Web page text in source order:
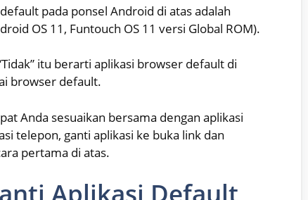
pada ponsel Android di atas adalah
OS 11, Funtouch OS 11 versi Global ROM).
itu berarti aplikasi browser default di
browser default.
Anda sesuaikan bersama dengan aplikasi
telepon, ganti aplikasi ke buka link dan
pertama di atas.